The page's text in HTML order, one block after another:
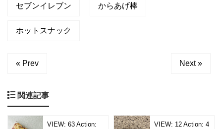
セブンイレブン からあげ棒
ホットスナック
« Prev Next »
関連記事
VIEW: 63 Action:
VIEW: 12 Action: 4